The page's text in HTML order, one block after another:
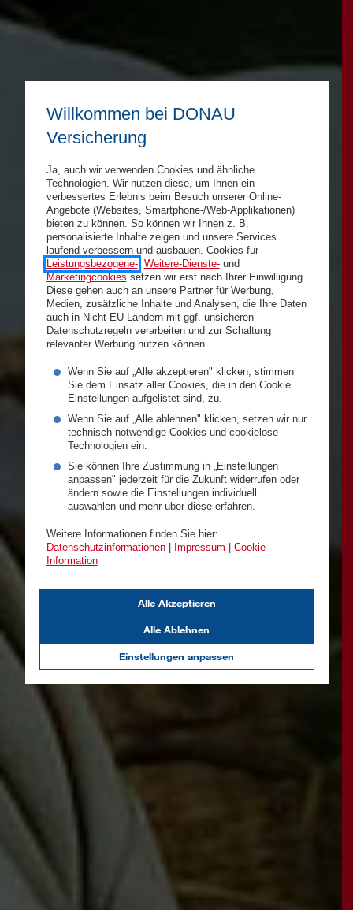
Willkommen bei DONAU
Versicherung
Ja, auch wir verwenden Cookies und ähnliche
Technologien. Wir nutzen diese, um Ihnen ein
verbessertes Erlebnis beim Besuch unserer Online-
Angebote (Websites, Smartphone-/Web-Applikationen)
bieten zu können. So können wir Ihnen z. B.
personalisierte Inhalte zeigen und unsere Services
laufend verbessern und ausbauen. Cookies für
Leistungsbezogene-, Weitere-Dienste-und
Marketingcookies setzen wir erst nach Ihrer Einwilligung.
Diese gehen auch an unsere Partner für Werbung,
Medien, zusätzliche Inhalte und Analysen, die Ihre Daten
auch in Nicht-EU-Ländern mit ggf. unsicheren
Datenschutzregeln verarbeiten und zur Schaltung
relevanter Werbung nutzen können.
Wenn Sie auf „Alle akzeptieren" klicken, stimmen
Sie dem Einsatz aller Cookies, die in den Cookie
Einstellungen aufgelistet sind, zu.
Wenn Sie auf „Alle ablehnen" klicken, setzen wir nur
technisch notwendige Cookies und cookielose
Technologien ein.
Sie können Ihre Zustimmung in „Einstellungen
anpassen" jederzeit für die Zukunft widerrufen oder
ändern sowie die Einstellungen individuell
auswählen und mehr über diese erfahren.
Weitere Informationen finden Sie hier:
Datenschutzinformationen| Impressum
Cookie-
Information
Einstellungen anpassen
Alle Ablehnen
Alle Akzeptieren